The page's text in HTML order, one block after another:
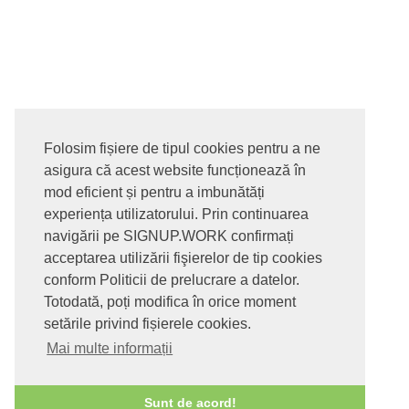
Folosim fișiere de tipul cookies pentru a ne
asigura că acest website funcționează în
mod eficient și pentru a imbunătăți
experiența utilizatorului. Prin continuarea
navigării pe SIGNUP.WORK confirmați
acceptarea utilizării fişierelor de tip cookies
conform Politicii de prelucrare a datelor.
Totodată, poți modifica în orice moment
setările privind fișierele cookies.
Mai multe informații
Sunt de acord!
© 2017-2026. Toate drepturile rezervate
SIGNUPDOTWORK SRLTermeni si conditii | Politica de
confidentialitate | Politica de livrare si anulare comanda |
Politica GDPR